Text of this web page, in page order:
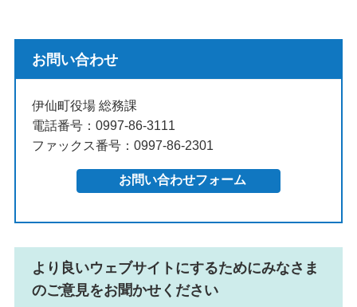
お問い合わせ
伊仙町役場 総務課
電話番号：0997-86-3111
ファックス番号：0997-86-2301
より良いウェブサイトにするためにみなさま
のご意見をお聞かせください